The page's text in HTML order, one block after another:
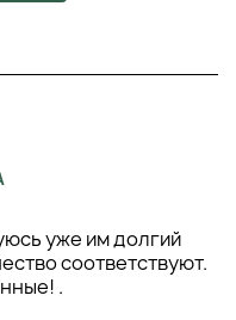
уже им долгий
соответствуют.
.